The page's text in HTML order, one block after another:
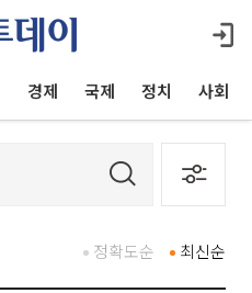
경제 국제 정치 사회
최신순
정확도순